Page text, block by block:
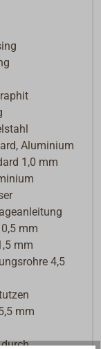
Aluminium
1,0 mm
mm
mm
4,5
mm